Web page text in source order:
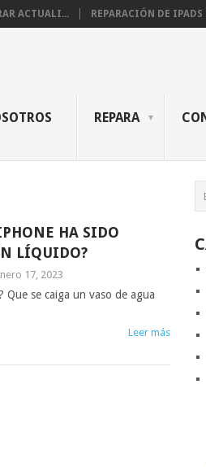
ACTUALI... REPARACIÓN DE IPADS
REPARA
HA SIDO
LÍQUIDO?
17, 2023
se caiga un vaso de agua
Leer más